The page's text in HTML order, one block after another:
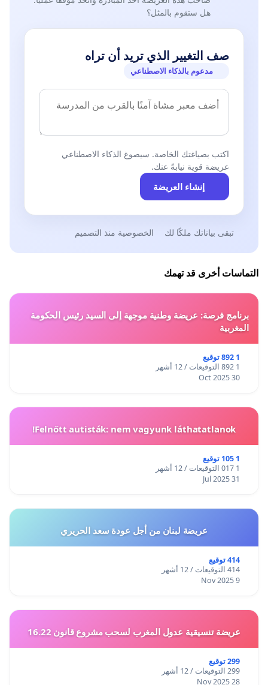
هل ستقوم بالمثل؟
صف التغيير الذي تريد أن تراه
مدعوم بالذكاء الاصطناعي
اكتب بصياغتك الخاصة. سيصوغ الذكاء الاصطناعي
عريضة قوية نيابةً عنك.
إنشاء العريضة
تبقى بياناتك ملكًا لك الخصوصية منذ التصميم
التماسات أخرى قد تهمك
برنامج فرصة: عريضة وطنية موجهة إلى السيد رئيس الحكومة
المغربية
1 892 توقيع
1 892 التوقيعات / 12 أشهر
30 Oct 2025
Felnőtt autisták: nem vagyunk láthatatlanok!
1 105 توقيع
1 017 التوقيعات / 12 أشهر
31 Jul 2025
عريضة لبنان من أجل عودة سعد الحريري
414 توقيع
414 التوقيعات / 12 أشهر
9 Nov 2025
عريضة تنسيقية عدول المغرب لسحب مشروع قانون 16.22
299 توقيع
299 التوقيعات / 12 أشهر
28 Nov 2025